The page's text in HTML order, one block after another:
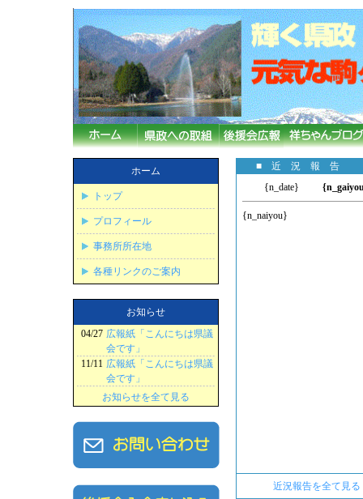
ホーム
トップ
プロフィール
事務所所在地
各種リンクのご案内
お知らせ
04/27 広報紙「こんにちは県議
会です」
11/11 広報紙「こんにちは県議
会です」
お知らせを全て見る
■ 近 況 報 告
{n_date}
{n_naiyou}
近況報告を全て見る